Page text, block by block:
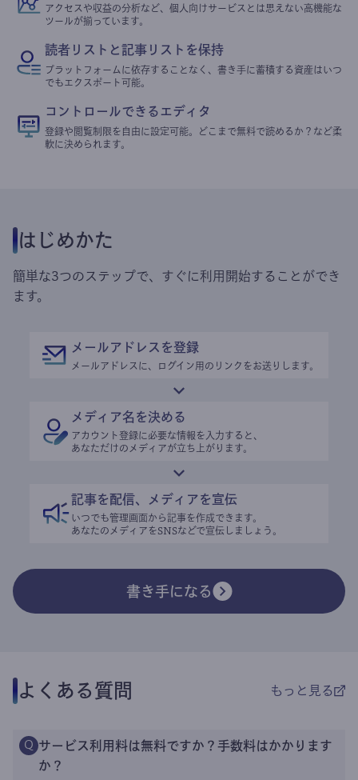
アクセスや収益の分析など、個人向けサービスとは思えない高機能な
ツールが揃っています。
読者リストと記事リストを保持
プラットフォームに依存することなく、書き手に蓄積する資産はいつ
でもエクスポート可能。
コントロールできるエディタ
登録や閲覧制限を自由に設定可能。どこまで無料で読めるか？など柔
軟に決められます。
はじめかた
簡単な3つのステップで、すぐに利用開始することができ
ます。
メールアドレスを登録
メールアドレスに、ログイン用のリンクをお送りします。
メディア名を決める
アカウント登録に必要な情報を入力すると、
あなただけのメディアが立ち上がります。
記事を配信、メディアを宣伝
いつでも管理画面から記事を作成できます。
あなたのメディアをSNSなどで宣伝しましょう。
書き手になる
よくある質問 もっと見る
Q サービス利用料は無料ですか？手数料はかかります
か？